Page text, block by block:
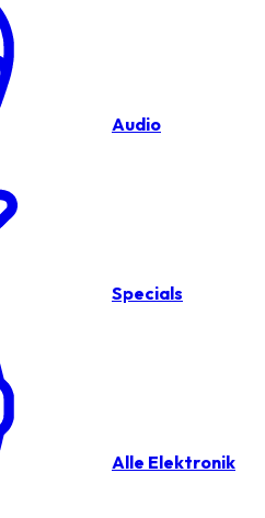
Audio
Specials
Alle Elektronik